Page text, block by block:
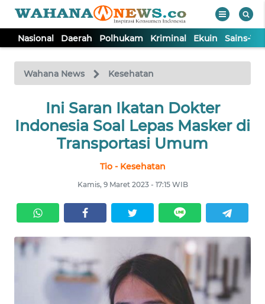
Nasional Daerah Polhukam Kriminal Ekuin Sains-
Wahana News Kesehatan
Ini Saran Ikatan Dokter
Indonesia Soal Lepas Masker di
Transportasi Umum
Tio - Kesehatan
Kamis, 9 Maret 2023 - 17:15 WIB
TV
Tutup
NASIONAL
KRIMINAL
EKUIN
SAINS-TEKNO